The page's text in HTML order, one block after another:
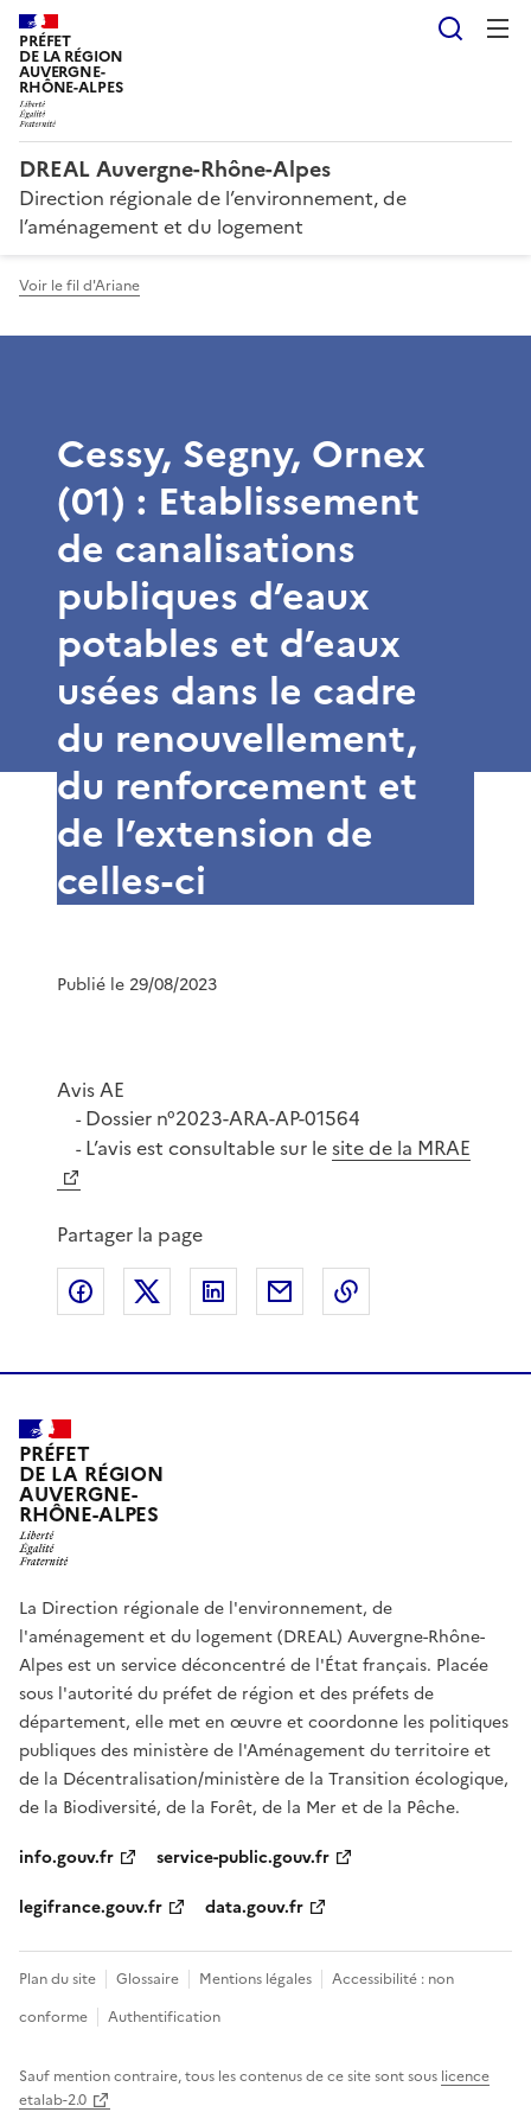
PRÉFET
DE LA RÉGION
AUVERGNE-
RHÔNE-ALPES
DREAL Auvergne-Rhône-Alpes
Direction régionale de l’environnement, de
l’aménagement et du logement
Voir le fil d'Ariane
Cessy, Segny, Ornex
(01) : Etablissement
de canalisations
publiques d’eaux
potables et d’eaux
usées dans le cadre
du renouvellement,
du renforcement et
de l’extension de
celles-ci
Publié le 29/08/2023
Avis AE
-Dossier n°2023-ARA-AP-01564
-L’avis est consultable sur lesite de la MRAE
Partager la page
Partager sur Facebook
Partager sur XPartager sur LinkedIn
Partager par email
PRÉFET
DE LA RÉGION
AUVERGNE-
RHÔNE-ALPES
La Direction régionale de l'environnement, de
l'aménagement et du logement (DREAL) Auvergne-Rhône-
Alpes est un service déconcentré de l'État français. Placée
sous l'autorité du préfet de région et des préfets de
département, elle met en œuvre et coordonne les politiques
publiques des ministère de l'Aménagement du territoire et
de la Décentralisation/ministère de la Transition écologique,
de la Biodiversité, de la Forêt, de la Mer et de la Pêche.
info.gouv.fr
service-public.gouv.fr
legifrance.gouv.fr
data.gouv.fr
Plan du site Glossaire Mentions légales
Accessibilité : non
conforme
Authentification
Sauf mention contraire, tous les contenus de ce site sont sous licence
etalab-2.0